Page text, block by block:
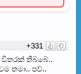
+331
තිබ්බේ..
තමා.. පව්..